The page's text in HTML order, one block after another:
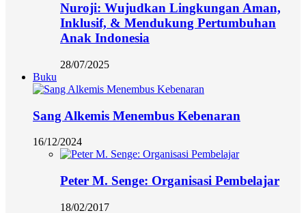
Nuroji: Wujudkan Lingkungan Aman,
Inklusif, & Mendukung Pertumbuhan
Anak Indonesia
28/07/2025
Buku
Sang Alkemis Menembus Kebenaran
16/12/2024
Peter M. Senge: Organisasi Pembelajar
18/02/2017